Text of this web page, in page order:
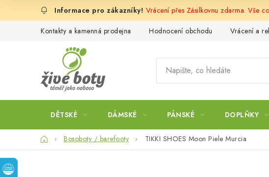
Vrácení přes Zásilkovnu zdarma. Vše
Kontakty a kamenná prodejna Hodnocení obchodu Vrácení a
DĚTSKÉ DÁMSKÉ PÁNSKÉ DOPLŇKY
DomůBosoboty / barefooty TIKKI SHOES Moon Piele Murcia